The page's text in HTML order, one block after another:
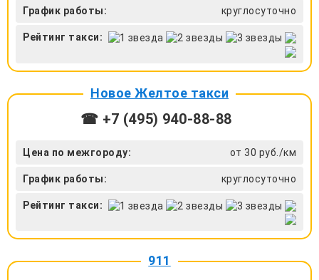
График работы: круглосуточно
Рейтинг такси:
Новое Желтое такси
☎ +7 (495) 940-88-88
Цена по межгороду: от 30 руб./км
График работы: круглосуточно
Рейтинг такси:
911